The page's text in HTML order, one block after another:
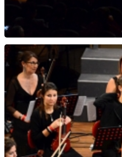
Note di Speranza...Notte